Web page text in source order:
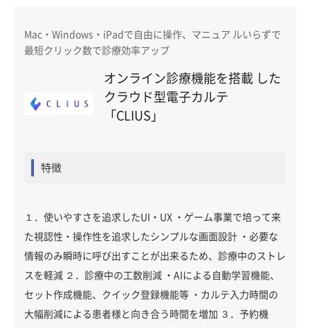
Mac・Windows・iPadで自由に操作、マニュア ルいらずで
最短クリック数で診療効率アップ
オンライン診療機能を搭載 した
クラウド型電子カルテ
「CLIUS」
特徴
１．使いやすさを追求したUI・UX ・ゲーム事業で培って来
た視認性・操作性を追求したシンプルな画面設計 ・必要な
情報のみ瞬時に呼び出すことが出来るため、診療中のストレ
スを軽減 ２．診療中の工数削減 ・AIによる自動学習機能、
セット作成機能、クイック登録機能等 ・カルテ入力時間の
大幅削減による患者様と向き合う時間を増加 ３．予約機